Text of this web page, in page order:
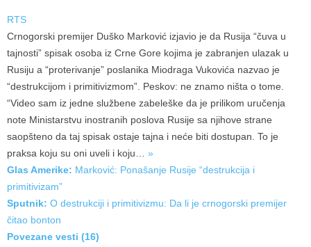
RTS
Crnogorski premijer Duško Marković izjavio je da Rusija “čuva u
tajnosti” spisak osoba iz Crne Gore kojima je zabranjen ulazak u
Rusiju a “proterivanje” poslanika Miodraga Vukovića nazvao je
“destrukcijom i primitivizmom”. Peskov: ne znamo ništa o tome.
“Video sam iz jedne službene zabeleške da je prilikom uručenja
note Ministarstvu inostranih poslova Rusije sa njihove strane
saopšteno da taj spisak ostaje tajna i neće biti dostupan. To je
praksa koju su oni uveli i koju… »
Glas Amerike: Marković: Ponašanje Rusije “destrukcija i
primitivizam”
Sputnik: O destrukciji i primitivizmu: Da li je crnogorski premijer
čitao bonton
Povezane vesti (16)